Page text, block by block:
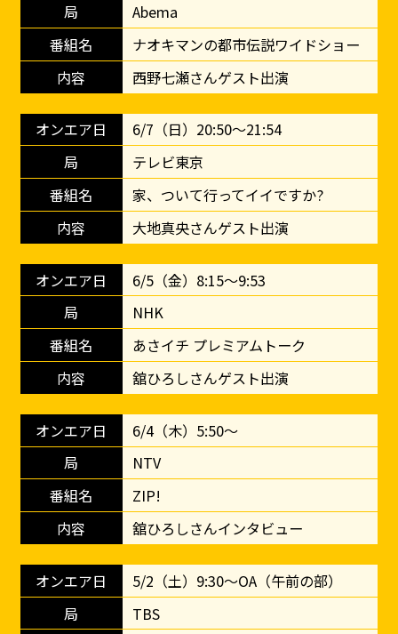
Abema
ナオキマンの都市伝説ワイドショー
西野七瀬さんゲスト出演
6/7（日）20:50～21:54
テレビ東京
家、ついて行ってイイですか?
大地真央さんゲスト出演
6/5（金）8:15〜9:53
NHK
あさイチ プレミアムトーク
舘ひろしさんゲスト出演
6/4（木）5:50～
NTV
ZIP!
舘ひろしさんインタビュー
5/2（土）9:30～OA（午前の部）
TBS